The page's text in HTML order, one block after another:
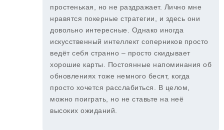
простенькая, но не раздражает. Лично мне
нравятся покерные стратегии, и здесь они
довольно интересные. Однако иногда
искусственный интеллект соперников просто
ведёт себя странно – просто скидывает
хорошие карты. Постоянные напоминания об
обновлениях тоже немного бесят, когда
просто хочется расслабиться. В целом,
можно поиграть, но не ставьте на неё
высоких ожиданий.